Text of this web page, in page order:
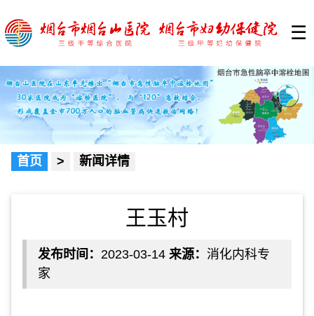
☰
首页 > 新闻详情
王玉村
发布时间： 2023-03-14 来源： 消化内科专
家